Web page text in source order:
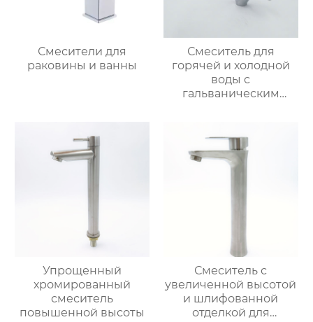
Смесители для
раковины и ванны
Смеситель для
горячей и холодной
воды с
гальваническим
Упрощенный
хромированный
смеситель
повышенной высоты
Смеситель с
увеличенной высотой
и шлифованной
отделкой для